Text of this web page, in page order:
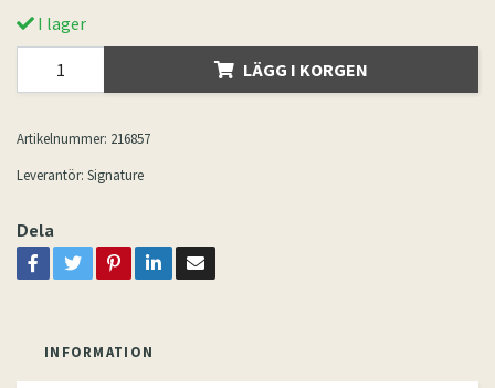
I lager
LÄGG I KORGEN
Artikelnummer: 216857
Leverantör: Signature
Dela
INFORMATION